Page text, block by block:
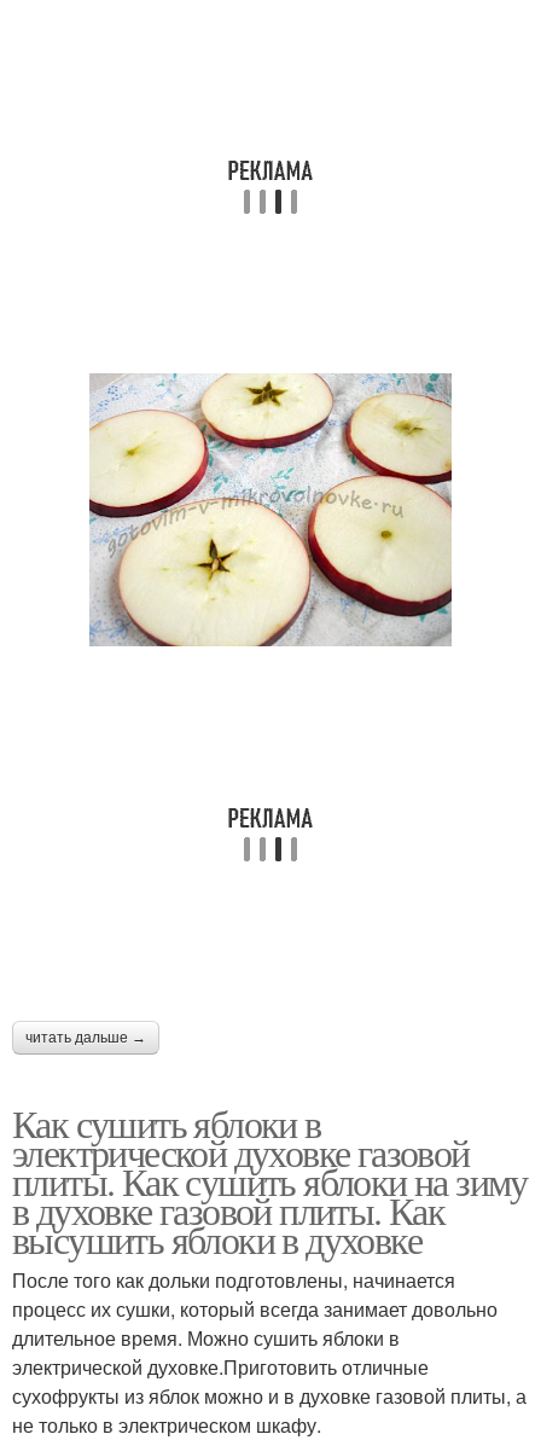
читать дальше →
Как сушить яблоки в
электрической духовке газовой
плиты. Как сушить яблоки на зиму
в духовке газовой плиты. Как
высушить яблоки в духовке
После того как дольки подготовлены, начинается
процесс их сушки, который всегда занимает довольно
длительное время. Можно сушить яблоки в
электрической духовке.Приготовить отличные
сухофрукты из яблок можно и в духовке газовой плиты, а
не только в электрическом шкафу.